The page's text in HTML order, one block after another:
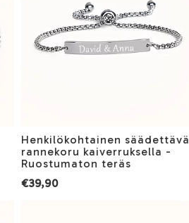
Henkilökohtainen säädettävä
rannekoru kaiverruksella -
Ruostumaton teräs
€39,90